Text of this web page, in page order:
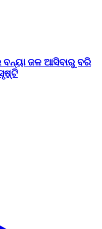
ବନ୍ୟା ଜଳ ଆସିବାରୁ ବରି